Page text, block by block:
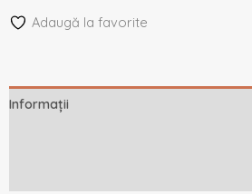
Adaugă la favorite
Informații